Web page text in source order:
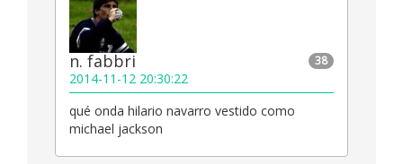
38
n. fabbri
2014-11-12 20:30:22
qué onda hilario navarro vestido como
michael jackson